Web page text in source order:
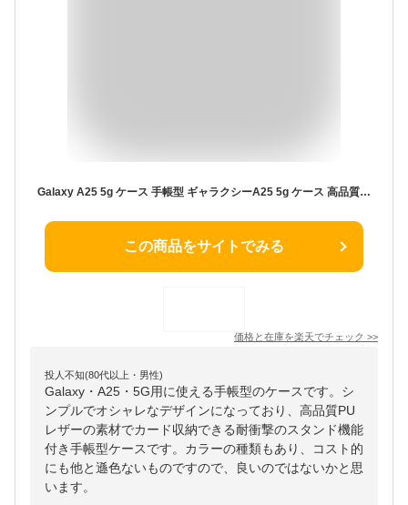
Galaxy A25 5g ケース 手帳型 ギャラクシーA25 5g ケース 高品質レザー カバー SC-53F SC53F SCG33 手帳 耐衝撃 保護 おしゃれ スマホケース スマホカバー 携帯ケース 携帯カバー
この商品をサイトでみる
価格と在庫を楽天でチェック >>
投人不知(80代以上・男性)
Galaxy・A25・5G用に使える手帳型のケースです。シ
ンプルでオシャレなデザインになっており、高品質PU
レザーの素材でカード収納できる耐衝撃のスタンド機能
付き手帳型ケースです。カラーの種類もあり、コスト的
にも他と遜色ないものですので、良いのではないかと思
います。